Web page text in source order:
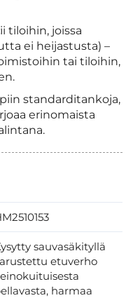
tiloihin, joissa
ei heijastusta) –
tai tiloihin,
standarditankoja,
erinomaista
sauvasäkityllä
etuverho
harmaa